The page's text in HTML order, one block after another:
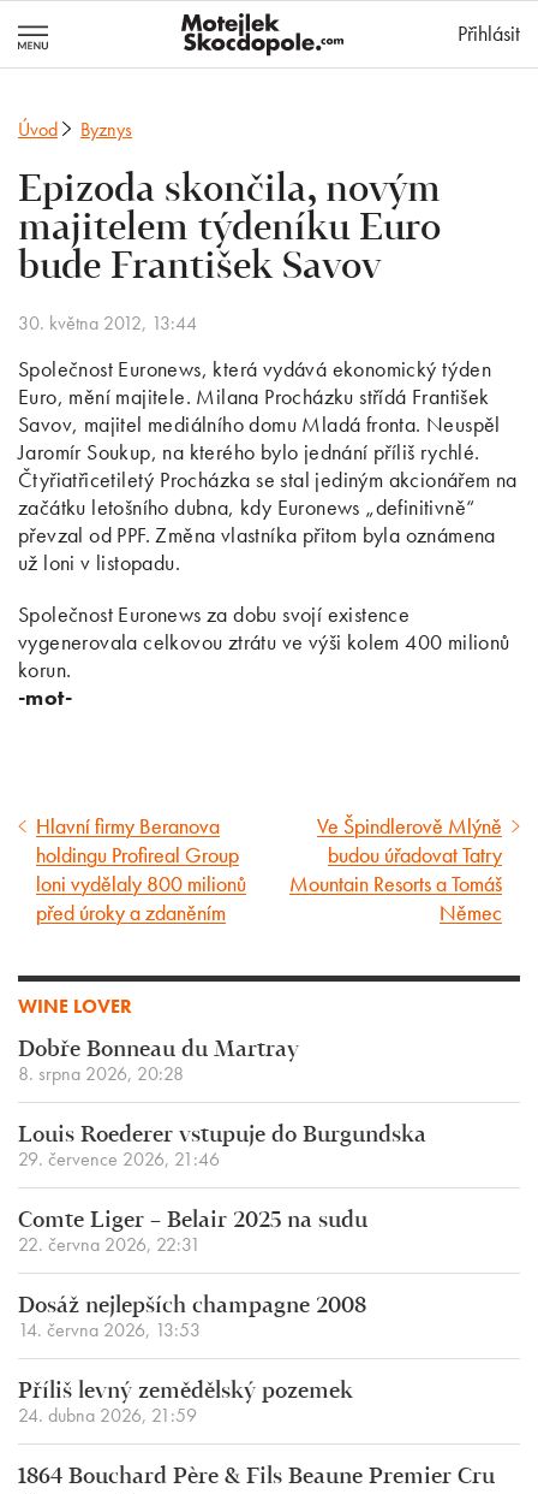
Přihlásit
Úvod Byznys
Epizoda skončila, novým
majitelem týdeníku Euro
bude František Savov
30. května 2012, 13:44
Společnost Euronews, která vydává ekonomický týden
Euro, mění majitele. Milana Procházku střídá František
Savov, majitel mediálního domu Mladá fronta. Neuspěl
Jaromír Soukup, na kterého bylo jednání příliš rychlé.
Čtyřiatřicetiletý Procházka se stal jediným akcionářem na
začátku letošního dubna, kdy Euronews „definitivně“
převzal od PPF. Změna vlastníka přitom byla oznámena
už loni v listopadu.
Společnost Euronews za dobu svojí existence
vygenerovala celkovou ztrátu ve výši kolem 400 milionů
korun.
-mot-
Předcházející
článek
Hlavní firmy Beranova
holdingu Profireal Group
loni vydělaly 800 milionů
před úroky a zdaněním
Následující
článek
Ve Špindlerově Mlýně
budou úřadovat Tatry
Mountain Resorts a Tomáš
Němec
WINE LOVER
Dobře Bonneau du Martray
8. srpna 2026, 20:28
Louis Roederer vstupuje do Burgundska
29. července 2026, 21:46
Comte Liger – Belair 2025 na sudu
22. června 2026, 22:31
Dosáž nejlepších champagne 2008
14. června 2026, 13:53
Příliš levný zemědělský pozemek
24. dubna 2026, 21:59
1864 Bouchard Père & Fils Beaune Premier Cru